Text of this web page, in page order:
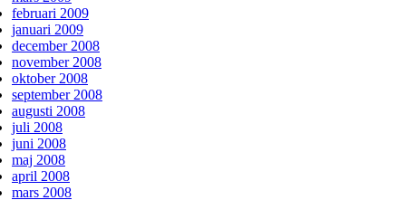
februari 2009
januari 2009
december 2008
november 2008
oktober 2008
september 2008
augusti 2008
juli 2008
juni 2008
maj 2008
april 2008
mars 2008